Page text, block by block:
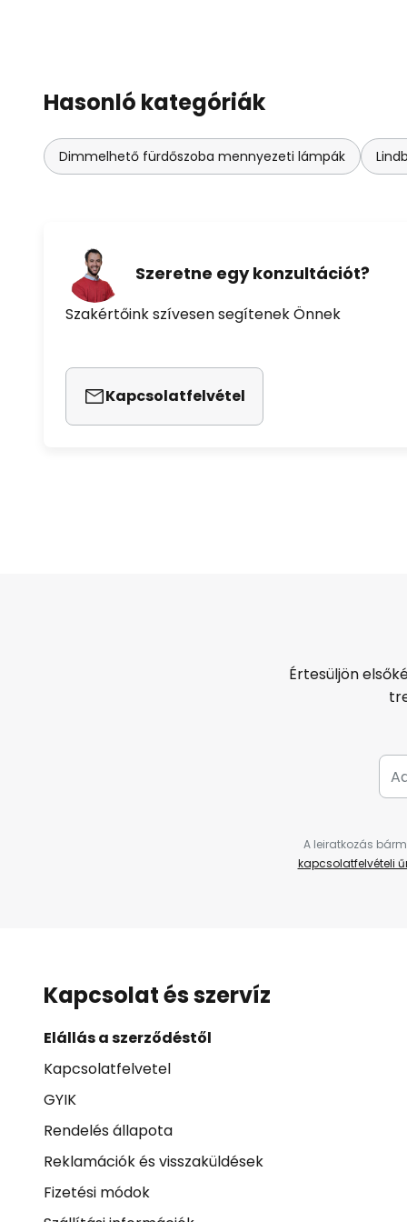
Hasonló kategóriák
Dimmelhető fürdőszoba mennyezeti lámpák
Szeretne egy konzultációt?
Szakértőink szívesen segítenek Önnek
Kapcsolatfelvétel
Értesüljön
A leiratkozás
kapcsolatfelvételi
Kapcsolat és szervíz
Elállás a szerződéstől
Kapcsolatfelvetel
GYIK
Rendelés állapota
Reklamációk és visszaküldések
Fizetési módok